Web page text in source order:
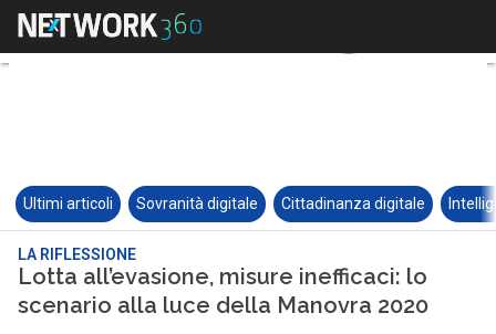
Ultimi articoli Sovranità digitale Cittadinanza digitale
LA RIFLESSIONE
Lotta all’evasione, misure inefficaci: lo
scenario alla luce della Manovra 2020